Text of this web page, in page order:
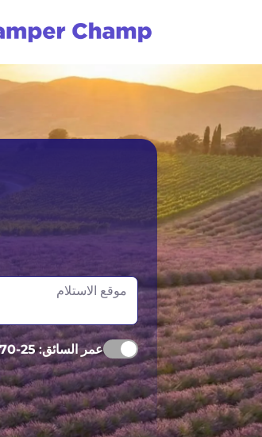
موقع الاستلام
عمر السائق:25-70